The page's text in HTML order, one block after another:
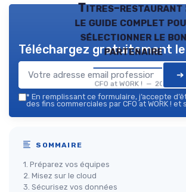
Titres-restaurant
le guide complet
sélectionner le bon
partenaire
CFO at WORK ! — 2026
Téléchargez gratuitement
➔
* En remplissant ce formulaire, j’accepte
des fins commerciales par CFO at WORK ! et
SOMMAIRE
1. Préparez vos équipes
2. Misez sur le cloud
3. Sécurisez vos données